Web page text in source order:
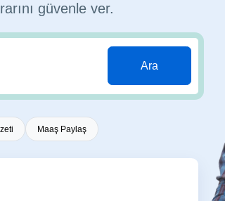
güvenle ver.
Ara
Maaş Paylaş